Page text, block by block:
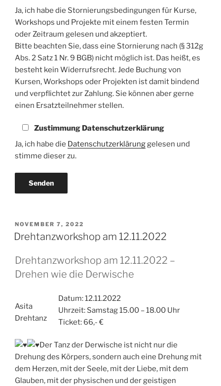
Ja, ich habe die Stornierungsbedingungen für Kurse,
Workshops und Projekte mit einem festen Termin
oder Zeitraum gelesen und akzeptiert.
Bitte beachten Sie, dass eine Stornierung nach (§ 312g
Abs. 2 Satz 1 Nr. 9 BGB) nicht möglich ist. Das heißt, es
besteht kein Widerrufsrecht. Jede Buchung von
Kursen, Workshops oder Projekten ist damit bindend
und verpflichtet zur Zahlung. Sie können aber gerne
einen Ersatzteilnehmer stellen.
Zustimmung Datenschutzerklärung
Ja, ich habe die Datenschutzerklärunggelesen und
stimme dieser zu.
VERÖFFENTLICHT
AM
NOVEMBER 7, 2022
Drehtanzworkshop am 12.11.2022
Drehtanzworkshop am 12.11.2022 –
Drehen wie die Derwische
Asita
Drehtanz
Datum: 12.11.2022
Uhrzeit: Samstag 15.00 – 18.00 Uhr
Ticket: 66,- €
Der Tanz der Derwische ist nicht nur die
Drehung des Körpers, sondern auch eine Drehung mit
dem Herzen, mit der Seele, mit der Liebe, mit dem
Glauben, mit der physischen und der geistigen